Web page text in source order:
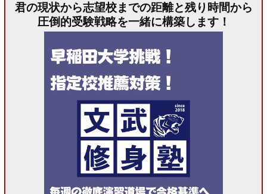
君の現状から志望校までの距離と残り時間から
圧倒的受験戦略を一緒に構築します！